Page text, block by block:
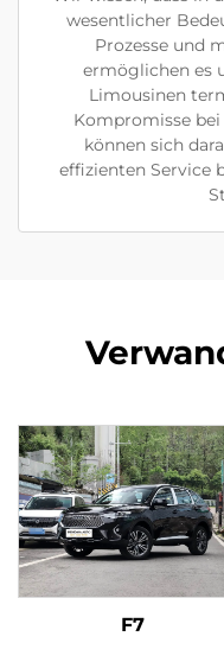
wesentlicher
Prozesse und
ermöglichen es
Limousinen
Kompromisse
können sich
effizienten Service
F7